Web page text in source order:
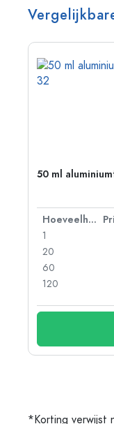
50 ml
Hoeveelheid
1
20
60
120
*Korting verwijst